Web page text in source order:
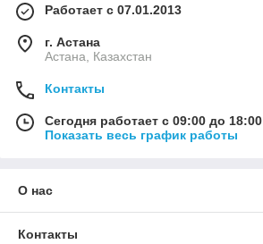
Работает с 07.01.2013
г. Астана
Астана, Казахстан
Контакты
Сегодня работает с 09:00 до 18:00
Показать весь график работы
О нас
Контакты